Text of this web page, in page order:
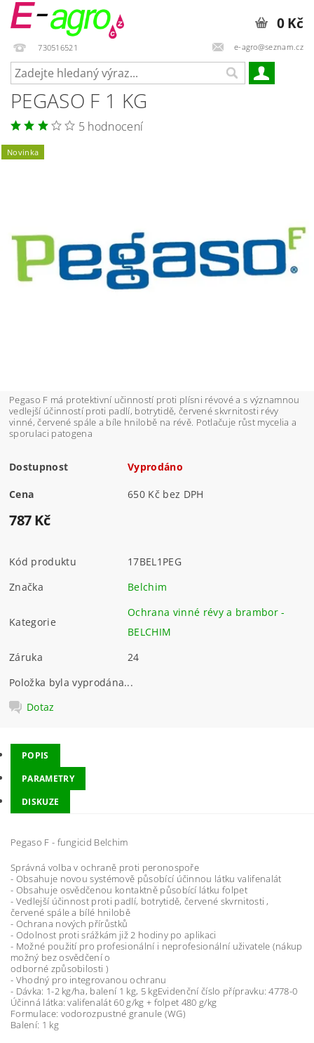
730516521 e-agro@seznam.cz
0 Kč
PEGASO F 1 KG
5 hodnocení
Novinka
Pegaso F má protektivní učinností proti plísni révové a s významnou
vedlejší účinností proti padlí, botrytidě, červené skvrnitosti révy
vinné, červené spále a bíle hnilobě na révě. Potlačuje růst mycelia a
sporulaci patogena
Dostupnost Vyprodáno
Cena 650 Kč bez DPH
787 Kč
Kód produktu
17BEL1PEG
Značka
Belchim
Kategorie
Ochrana vinné révy a brambor -
BELCHIM
Záruka
24
Položka byla vyprodána...
Dotaz
POPIS
PARAMETRY
DISKUZE
Pegaso F - fungicid Belchim
Správná volba v ochraně proti peronospoře
- Obsahuje novou systémově působící účinnou látku valifenalát
- Obsahuje osvědčenou kontaktně působící látku folpet
- Vedlejší účinnost proti padlí, botrytidě, červené skvrnitosti ,
červené spále a bílé hnilobě
- Ochrana nových přírůstků
- Odolnost proti srážkám již 2 hodiny po aplikaci
- Možné použití pro profesionální i neprofesionální uživatele (nákup
možný bez osvědčení o
odborné způsobilosti )
- Vhodný pro integrovanou ochranu
- Dávka: 1-2 kg/ha, balení 1 kg, 5 kgEvidenční číslo přípravku: 4778-0
Účinná látka: valifenalát 60 g/kg + folpet 480 g/kg
Formulace: vodorozpustné granule (WG)
Balení: 1 kg